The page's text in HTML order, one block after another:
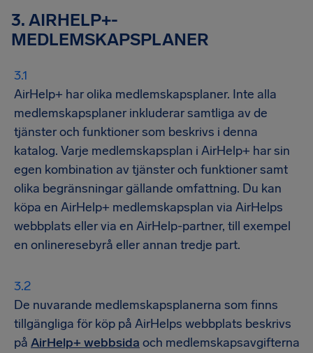
3. AIRHELP+-
MEDLEMSKAPSPLANER
AirHelp+ har olika medlemskapsplaner. Inte alla
medlemskapsplaner inkluderar samtliga av de
tjänster och funktioner som beskrivs i denna
katalog. Varje medlemskapsplan i AirHelp+ har sin
egen kombination av tjänster och funktioner samt
olika begränsningar gällande omfattning. Du kan
köpa en AirHelp+ medlemskapsplan via AirHelps
webbplats eller via en AirHelp-partner, till exempel
en onlineresebyrå eller annan tredje part.
De nuvarande medlemskapsplanerna som finns
tillgängliga för köp på AirHelps webbplats beskrivs
på AirHelp+ webbsida och medlemskapsavgifterna